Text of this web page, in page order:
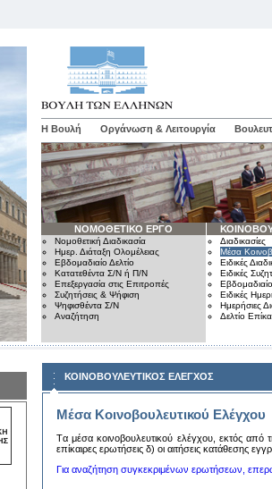
Η Βουλή Οργάνωση & Λειτουργία
ΝΟΜΟΘΕΤΙΚΟ ΕΡΓΟ
Νομοθετική Διαδικασία
Ημερ. Διάταξη Ολομέλειας
Εβδομαδιαίο Δελτίο
Κατατεθέντα Σ/Ν ή Π/Ν
Επεξεργασία στις Επιτροπές
Συζητήσεις & Ψήφιση
Ψηφισθέντα Σ/Ν
Αναζήτηση
Διαδικασίες
Μέσα
Ειδικές
Ειδικές
Εβδομαδιαίο
Ειδικές
Ημερήσιες
Δελτίο
ΚΟΙΝΟΒΟΥΛΕΥΤΙΚΟΣ ΕΛΕΓΧΟΣ
Μέσα Κοινοβουλευτικού Ελέγχου
Tα μέσα κoινoβoυλευτικoύ ελέγχoυ, εκτός από
επίκαιρες ερωτήσεις δ) oι αιτήσεις κατάθεσης
Για αναζήτηση συγκεκριμένων ερωτήσεων,